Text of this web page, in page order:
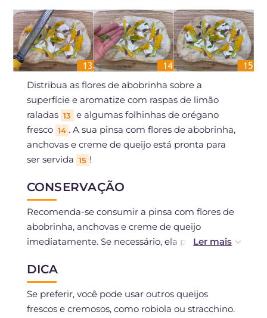
Distribua as flores de abobrinha sobre a
superfície e aromatize com raspas de limão
raladas 13
e algumas folhinhas de orégano
fresco 14 . A sua pinsa com flores de abobrinha,
anchovas e creme de queijo está pronta para
ser servida 15 !
CONSERVAÇÃO
Recomenda-se consumir a pinsa com flores de
abobrinha, anchovas e creme de queijo
imediatamente. Se necessário, ela pode ser
DICA
Se preferir, você pode usar outros queijos
frescos e cremosos, como robiola ou stracchino.